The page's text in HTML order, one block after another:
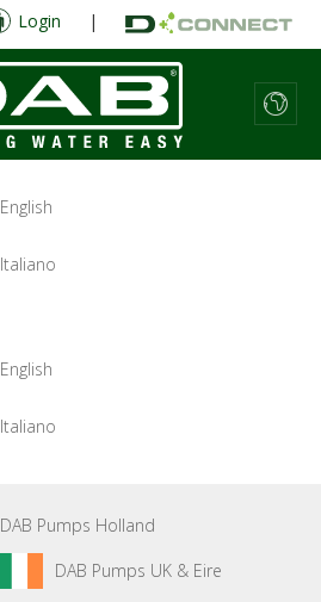
Login |
English
Italiano
English
Italiano
DAB Pumps Holland
DAB Pumps UK & Eire